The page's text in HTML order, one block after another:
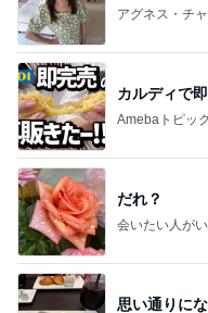
アグネス・チ
カルディで
Amebaトピッ
だれ？
会いたい人が
思い通りに